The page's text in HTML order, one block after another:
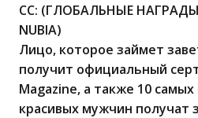
CC: (ГЛОБАЛЬНЫЕ
NUBIA)
Лицо, которое займет
получит официальный
Magazine, а также 10
красивых мужчин получат